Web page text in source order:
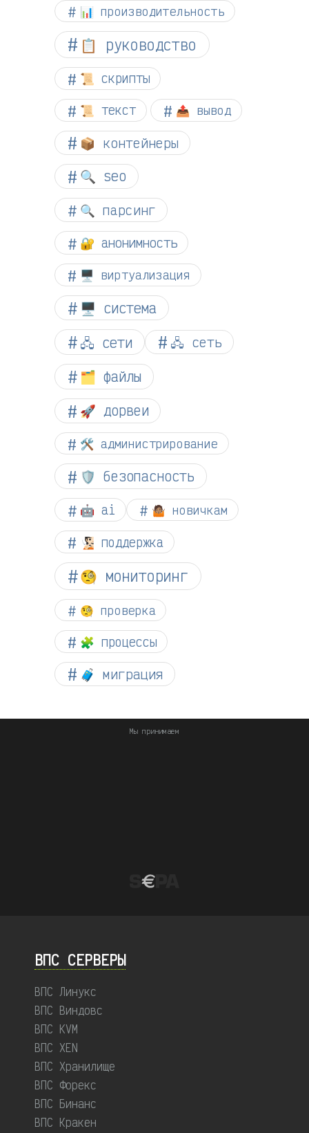
📊 производительность
📋 руководство
📜 скрипты
📜 текст 📤 вывод
📦 контейнеры
🔍 seo
🔍 парсинг
🔐 анонимность
🖥️ виртуализация
🖥️ система
🖧 сети
🖧 сеть
🗂️ файлы
🚀 дорвеи
🛠️ администрирование
🛡️ безопасность
🤖 ai 🤷🏽 новичкам
🧏🏻 поддержка
🧐 мониторинг
🧐 проверка
🧩 процессы
🧳 миграция
Мы принимаем
ВПС СЕРВЕРЫ
ВПС Линукс
ВПС Виндовс
ВПС KVM
ВПС XEN
ВПС Хранилище
ВПС Форекс
ВПС Бинанс
ВПС Кракен